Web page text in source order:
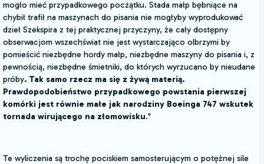
mogło mieć przypadkowego początku. Stada małp bębniące na
chybił trafił na maszynach do pisania nie mogłyby wyprodukować
dzieł Szekspira z tej praktycznej przyczyny, że cały dostępny
obserwacjom wszechświat nie jest wystarczająco olbrzymi by
pomieścić niezbędne hordy małp, niezbędne maszyny do pisania i, z
pewnością, niezbędne śmietniki, do których wyrzucano by nieudane
próby. Tak samo rzecz ma się z żywą materią.
Prawdopodobieństwo przypadkowego powstania pierwszej
komórki jest równie małe jak narodziny Boeinga 747 wskutek
tornada wirującego na złomowisku."
Te wyliczenia są trochę pociskiem samosterującym o potężnej sile